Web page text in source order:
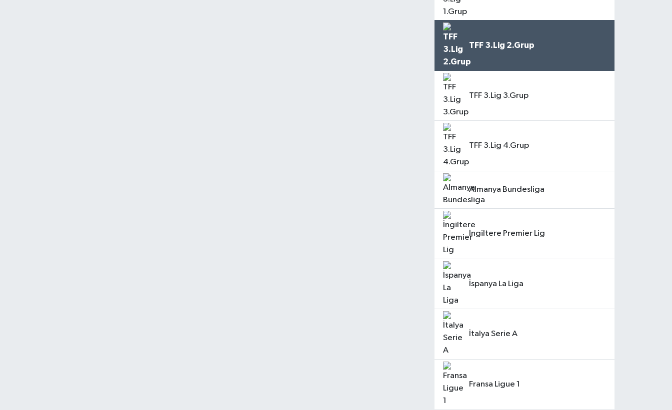
TFF 3.Lig 2.Grup
TFF 3.Lig 3.Grup
TFF 3.Lig 4.Grup
Almanya Bundesliga
İngiltere Premier Lig
İspanya La Liga
İtalya Serie A
Fransa Ligue 1